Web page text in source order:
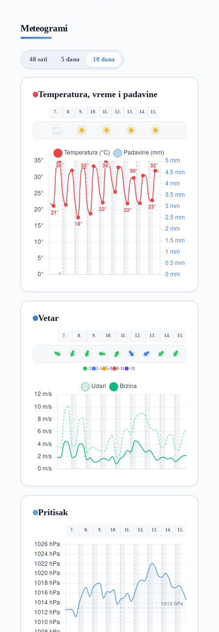
Meteogrami
48 sati 5 dana 10 dana
Temperatura, vreme i padavine
7. 8. 9. 10. 11. 12. 13. 14. 15.
Vetar
7. 8. 9. 10. 11. 12. 13. 14. 15.
Pritisak
7. 8. 9. 10. 11. 12. 13. 14. 15.